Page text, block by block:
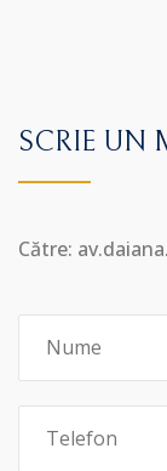
SCRIE UN
Către: